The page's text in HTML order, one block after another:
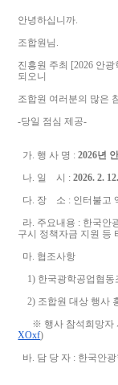
안녕하십니까.
조합원님.
진흥원 주최 [2026 안
되오니
조합원 여러분의 많은
-당일 점심 제공-
가. 행 사 명 :2026년
나. 일 시 :2026. 2.
다. 장 소 : 인터불고
라. 주요내용 : 한국안
구시 정책자금 지원 등
마. 협조사항
1) 한국광학공업협동
2) 조합원 대상 행사
※ 행사 참석희망자
XOxf)
바. 담 당 자 : 한국안